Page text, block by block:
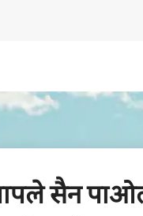
सैन